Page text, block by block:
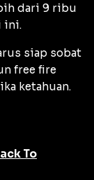
dari 9 ribu
ini.
siap sobat
free fire
ketahuan.
To